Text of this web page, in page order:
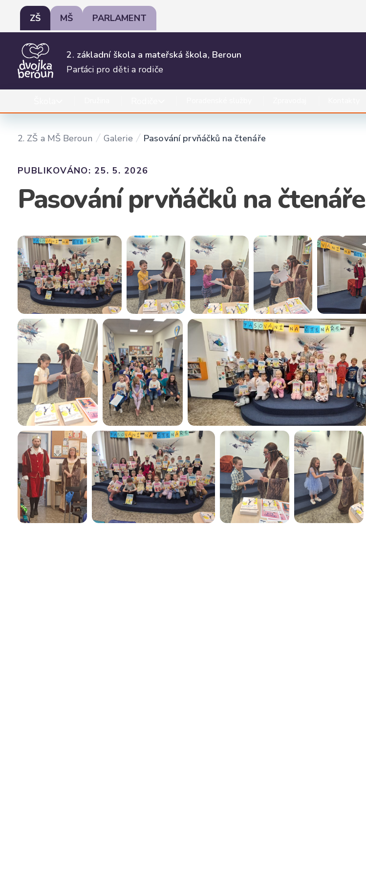
ZŠ MŠ PARLAMENT
2. základní škola a mateřská škola, Beroun
Parťáci pro děti a rodiče
2. ZŠ a MŠ Beroun Galerie Pasování prvňáčků na čtenáře
PUBLIKOVÁNO: 25. 5. 2026
Pasování prvňáčků na čtenáře